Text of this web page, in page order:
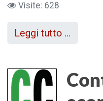
Visite: 628
Leggi tutto …